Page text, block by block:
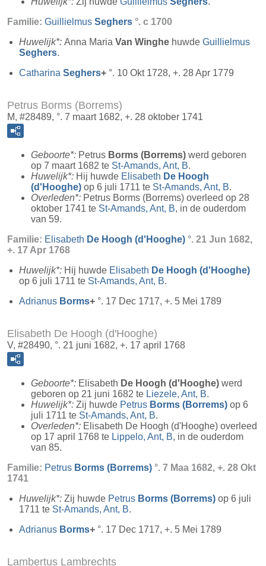
Familie: Guillielmus Seghers °. c 1700
Huwelijk*: Anna Maria Van Winghe huwde Guillielmus
Seghers.
Catharina Seghers+ °. 10 Okt 1728, +. 28 Apr 1779
Petrus Borms (Borrems)
M, #28489, °. 7 maart 1682, +. 28 oktober 1741
Geboorte*: Petrus Borms (Borrems) werd geboren
op 7 maart 1682 te St-Amands, Ant, B.
Huwelijk*: Hij huwde Elisabeth De Hoogh
(d'Hooghe) op 6 juli 1711 te St-Amands, Ant, B.
Overleden*: Petrus Borms (Borrems) overleed op 28
oktober 1741 te St-Amands, Ant, B, in de ouderdom
van 59.
Familie: Elisabeth De Hoogh (d'Hooghe) °. 21 Jun 1682,
+. 17 Apr 1768
Huwelijk*: Hij huwde Elisabeth De Hoogh (d'Hooghe)
op 6 juli 1711 te St-Amands, Ant, B.
Adrianus Borms+ °. 17 Dec 1717, +. 5 Mei 1789
Elisabeth De Hoogh (d'Hooghe)
V, #28490, °. 21 juni 1682, +. 17 april 1768
Geboorte*: Elisabeth De Hoogh (d'Hooghe) werd
geboren op 21 juni 1682 te Liezele, Ant, B.
Huwelijk*: Zij huwde Petrus Borms (Borrems) op 6
juli 1711 te St-Amands, Ant, B.
Overleden*: Elisabeth De Hoogh (d'Hooghe) overleed
op 17 april 1768 te Lippelo, Ant, B, in de ouderdom
van 85.
Familie: Petrus Borms (Borrems) °. 7 Maa 1682, +. 28 Okt
1741
Huwelijk*: Zij huwde Petrus Borms (Borrems) op 6 juli
1711 te St-Amands, Ant, B.
Adrianus Borms+ °. 17 Dec 1717, +. 5 Mei 1789
Lambertus Lambrechts